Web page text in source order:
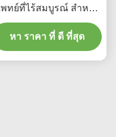
ทย์ที่ไร้สมบูรณ์ สําหรับ
ทุกขนาดที่มี CE ISO
หา ราคา ที่ ดี ที่สุด